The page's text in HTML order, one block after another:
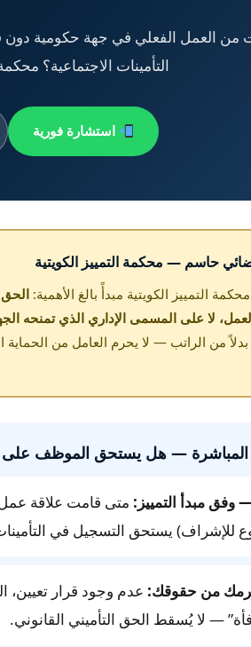
من العمل الفعلي في جهة حكومية
التأمينات الاجتماعية؟
استشارة فورية
حاسم — محكمة التمييز الكويتية
التمييز الكويتية مبدأً بالغ الأهمية:الحق
لا على المسمى الإداري الذي تمنحه
بدلاً من الراتب — لا يحرم العامل من
المباشرة — هل يستحق الموظف على
وفق مبدأ التمييز: متى قامت علاقة
للإشراف) يستحق التسجيل في
من حقوقك: عدم وجود قرار تعيين،
— لا يُسقط الحق التأميني القانوني.